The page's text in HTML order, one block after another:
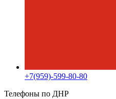
+7(959)-599-80-80
Телефоны по ДНР